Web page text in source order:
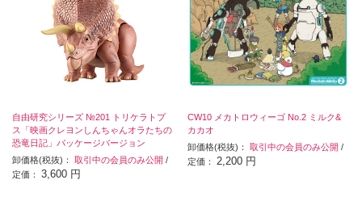
自由研究シリーズ №201 トリケラトプ
ス「映画クレヨンしんちゃんオラたちの
恐竜日記」パッケージバージョン
卸価格(税抜)： 取引中の会員のみ公開 /
定価： 3,600 円
CW10 メカトロウィーゴ No.2 ミルク&
カカオ
卸価格(税抜)：取引中の会員のみ公開 /
定価： 2,200 円